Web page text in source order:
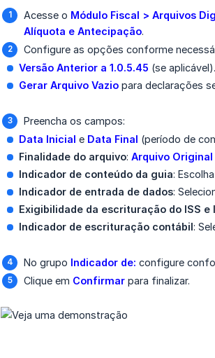
Acesse o Módulo Fiscal > Arquivos
Alíquota e Antecipação.
Configure as opções conforme
Versão Anterior a 1.0.5.45 (se aplicável).
Gerar Arquivo Vazio para declarações
Preencha os campos:
Data Inicial e Data Final (período de
Finalidade do arquivo: Arquivo Original
Indicador de conteúdo da guia:
Indicador de entrada de dados:
Exigibilidade da escrituração do ISS e
Indicador de escrituração contábil:
No grupo Indicador de: configure
Clique em Confirmar para finalizar.